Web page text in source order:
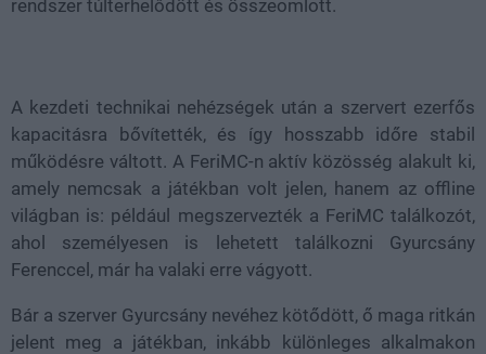
rendszer túlterhelődött és összeomlott.
A kezdeti technikai nehézségek után a szervert ezerfős
kapacitásra bővítették, és így hosszabb időre stabil
működésre váltott. A FeriMC-n aktív közösség alakult ki,
amely nemcsak a játékban volt jelen, hanem az offline
világban is: például megszervezték a FeriMC találkozót,
ahol személyesen is lehetett találkozni Gyurcsány
Ferenccel, már ha valaki erre vágyott.
Bár a szerver Gyurcsány nevéhez kötődött, ő maga ritkán
jelent meg a játékban, inkább különleges alkalmakon